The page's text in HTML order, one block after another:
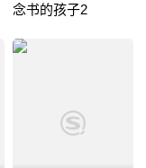
念书的孩子2